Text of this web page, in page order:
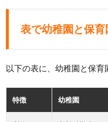
表で幼稚園と保
以下の表に、幼稚園と保育
特徴 幼稚園